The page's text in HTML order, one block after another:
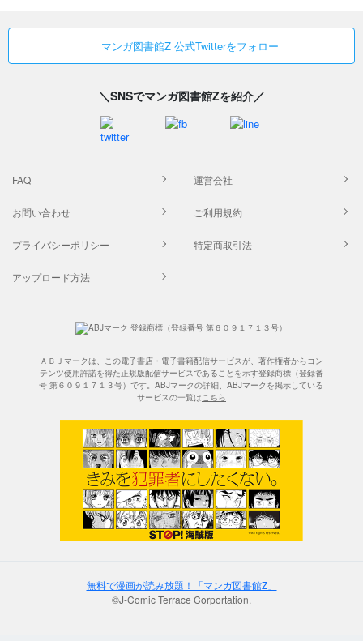
マンガ図書館Z 公式Twitterをフォロー
＼SNSでマンガ図書館Zを紹介／
FAQ 運営会社
お問い合わせ ご利用規約
プライバシーポリシー 特定商取引法
アップロード方法
ＡＢＪマークは、この電子書店・電子書籍配信サービスが、著作権者からコン
テンツ使用許諾を得た正規版配信サービスであることを示す登録商標（登録番
号 第６０９１７１３号）です。ABJマークの詳細、ABJマークを掲示している
サービスの一覧はこちら
無料で漫画が読み放題！「マンガ図書館Z」
©J-Comic Terrace Corportation.